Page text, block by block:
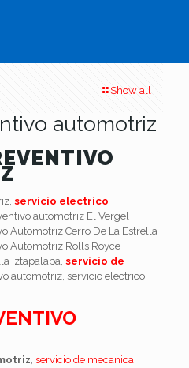
Show all
automotriz
servicio electrico
automotriz El Vergel
Automotriz Cerro De La Estrella
Automotriz Rolls Royce
Iztapalapa, servicio de
automotriz, servicio electrico
, servicio de mecanica,